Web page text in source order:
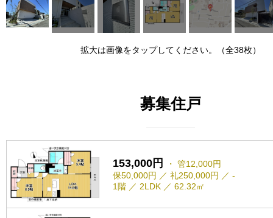
拡大は画像をタップしてください。（全38枚）
募集住戸
153,000円
・ 管12,000円
保50,000円 ／ 礼250,000円 ／ -
1階 ／ 2LDK ／ 62.32㎡